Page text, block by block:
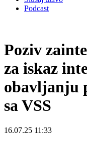
Podcast
Poziv
za iskaz
obavljanju
sa VSS
16.07.25 11:33